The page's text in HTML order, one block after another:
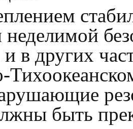
неделимой
и в других
быть